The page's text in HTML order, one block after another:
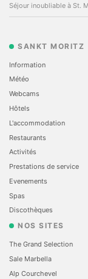
Séjour inoubliable à St.
SANKT MORITZ
Information
Météo
Webcams
Hôtels
L'accommodation
Restaurants
Activités
Prestations de service
Evеnements
Spas
Discothèques
NOS SITES
The Grand Selection
Sale Marbella
Alp Courchevel